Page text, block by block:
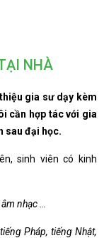
NHÀ
gia sư dạy kèm
cần hợp tác với gia
sau đại học.
sinh viên có kinh
nhạc …
Pháp, tiếng Nhật,